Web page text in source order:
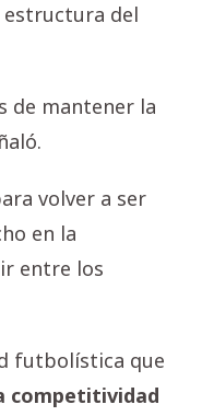
estructura del
de mantener la
volver a ser
en la
entre los
futbolística que
competitividad